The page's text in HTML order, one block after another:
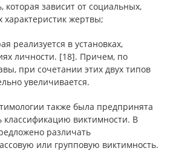
зависит от социальных,
жертвы;
реализуется в установках,
личности. [18]. Причем, по
при сочетании этих двух типов
увеличивается.
также была предпринята
классификацию виктимности. В
различать
или групповую виктимность.